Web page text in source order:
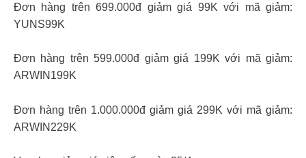
Đơn hàng trên 699.000đ giảm giá 99K với mã giảm:
YUNS99K
Đơn hàng trên 599.000đ giảm giá 199K với mã giảm:
ARWIN199K
Đơn hàng trên 1.000.000đ giảm giá 299K với mã giảm:
ARWIN229K